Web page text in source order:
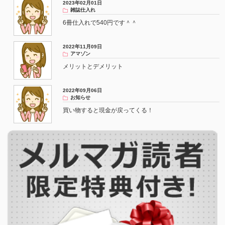
2023年02月01日
雑誌仕入れ
6冊仕入れで540円です＾＾
2022年11月09日
アマゾン
メリットとデメリット
2022年09月06日
お知らせ
買い物すると現金が戻ってくる！